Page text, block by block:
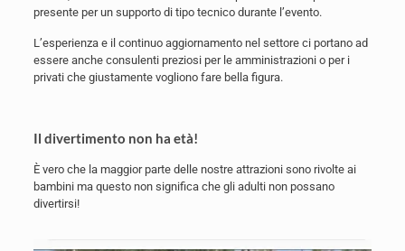
presente per un supporto di tipo tecnico durante l’evento.
L’esperienza e il continuo aggiornamento nel settore ci portano ad
essere anche consulenti preziosi per le amministrazioni o per i
privati che giustamente vogliono fare bella figura.
Il divertimento non ha età!
È vero che la maggior parte delle nostre attrazioni sono rivolte ai
bambini ma questo non significa che gli adulti non possano
divertirsi!